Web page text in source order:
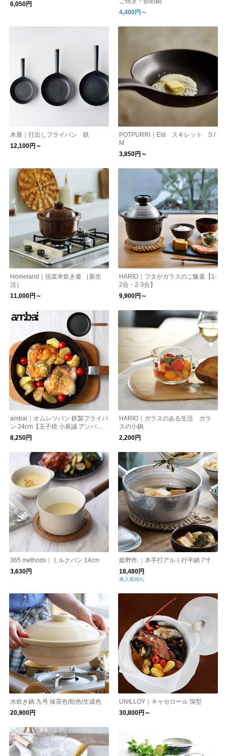
6,050円
4,400円～
木屋｜打出しフライパン 鉄
12,100円～
POTPURRI｜Eld スキレット S /
M
3,850円～
Homeland｜信楽米炊き釜 ［新生
活］
11,000円～
HARIO｜フタがガラスのご飯釜【1-
2合・2-3合】
9,900円～
ambai｜オムレツパン 鉄製フライパ
ン 24cm【玉子焼 小泉誠 アンバ
イ】【キッチン用品】
8,250円
HARIO｜ガラスのある生活 ガラ
スの小鍋
2,200円
365 methods｜ミルクパン 14cm
3,630円
姫野作.｜本手打アルミ行平鍋 7寸
18,480円
再入荷待ち
水炊き鍋 九号 抹茶色/飴色/生成色
20,900円
UNILLOY｜キャセロール 深型
30,800円～